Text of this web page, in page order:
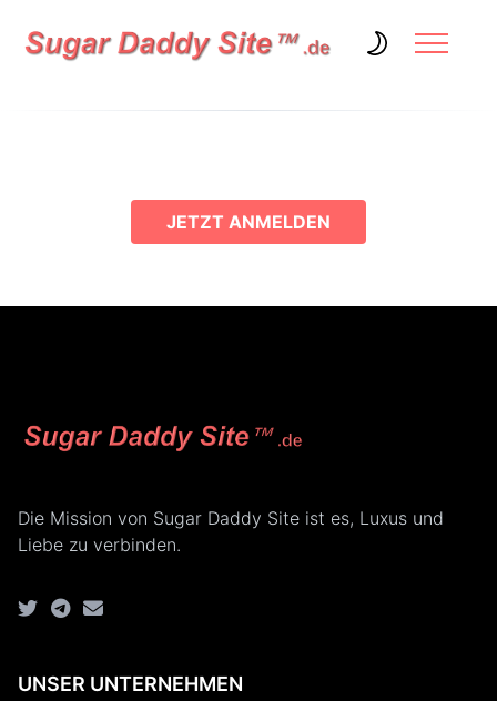
JETZT ANMELDEN
Die Mission von Sugar Daddy Site ist es, Luxus und
Liebe zu verbinden.
UNSER UNTERNEHMEN